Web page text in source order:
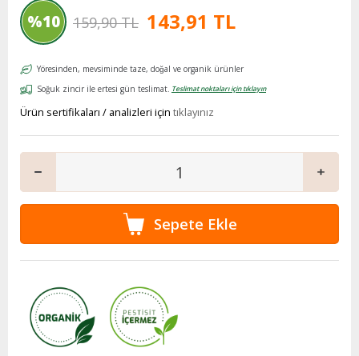
%10
İndirim
159,90 TL 143,91 TL
Yöresinden, mevsiminde taze, doğal ve organik ürünler
Soğuk zincir ile ertesi gün teslimat. Teslimat noktaları için tıklayın
Ürün sertifikaları / analizleri için tıklayınız